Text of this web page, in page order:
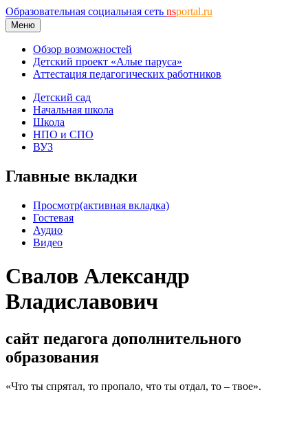
Образовательная социальная сеть nsportal.ru
Меню
Обзор возможностей
Детский проект «Алые паруса»
Аттестация педагогических работников
Детский сад
Начальная школа
Школа
НПО и СПО
ВУЗ
Главные вкладки
Просмотр(активная вкладка)
Гостевая
Аудио
Видео
Свалов Александр
Владиславович
сайт педагога дополнительного
образования
«Что ты спрятал, то пропало, что ты отдал, то – твое».